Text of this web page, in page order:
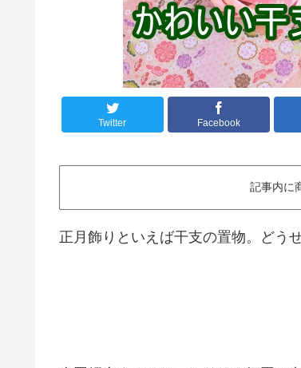
Twitter Facebook
記事内に
正月飾りといえば干支の置物。どう